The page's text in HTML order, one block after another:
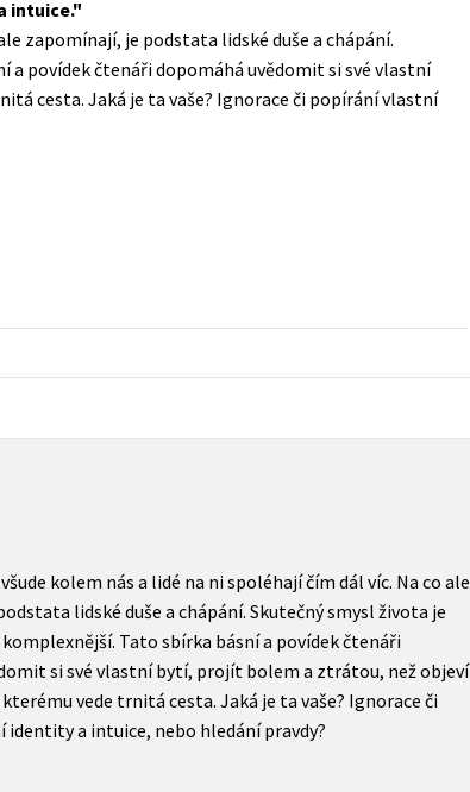
Young adult (SK)
Zahraniční literatura
intuice.
zapomínají, je podstata lidské duše a chápání.
a povídek čtenáři dopomáhá uvědomit si své vlastní
cesta. Jaká je ta vaše? Ignorace či popírání vlastní
kolem nás a lidé na ni spoléhají čím dál víc. Na co ale
lidské duše a chápání. Skutečný smysl života je
Tato sbírka básní a povídek čtenáři
si své vlastní bytí, projít bolem a ztrátou, než objeví
vede trnitá cesta. Jaká je ta vaše? Ignorace či
a intuice, nebo hledání pravdy?